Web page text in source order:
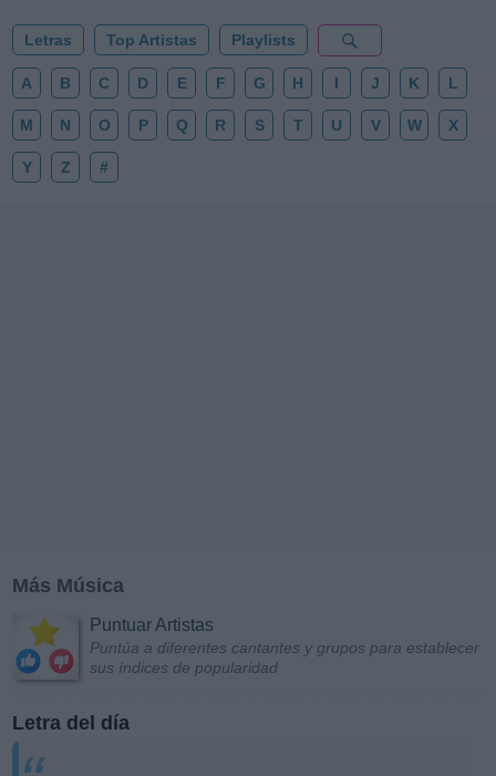
Letras Top Artistas Playlists
A B C D E F G H I J K L
M N O P Q R S T U V W X
Y Z #
Más Música
Puntuar Artistas
Puntúa a diferentes cantantes y grupos para establecer
sus índices de popularidad
Letra del día